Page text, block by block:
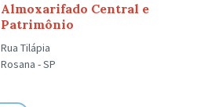
Almoxarifado Central e
Patrimônio
Rua Tilápia
Rosana - SP